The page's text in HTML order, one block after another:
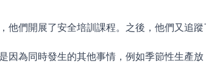
他們開展了安全培訓課程。之後，他們又追蹤
因為同時發生的其他事情，例如季節性生產放